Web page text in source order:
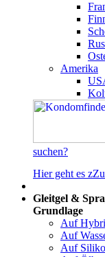
Amerika
suchen?
Hier geht es zZ
Gleitgel &
Grundlage
Auf
Auf
Auf